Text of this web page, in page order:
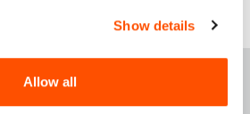
Show details
Allow allESTA